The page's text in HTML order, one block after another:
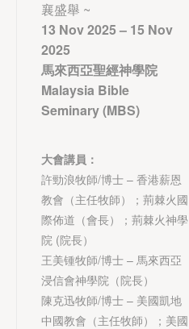
襄盛舉 ~
13 Nov 2025 – 15 Nov
2025
馬來西亞聖經神學院
Malaysia Bible
Seminary (MBS)
大會講員：
許勁浪牧師/博士 – 香港薪恩
教會（主任牧師）；荊棘火國
際佈道（會長）；荊棘火神學
院 (院長）
王美锺牧師/博士 – 馬來西亞
浸信會神學院（院長）
陳克迅牧師/博士 – 美國凱地
中國教會（主任牧師）；美國